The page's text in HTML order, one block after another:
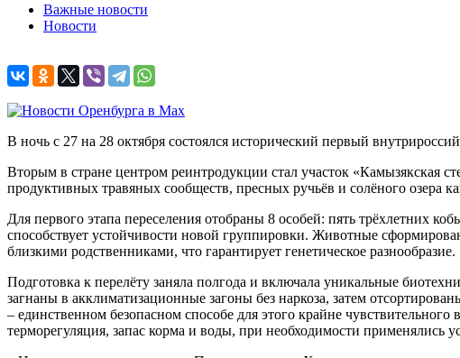
Важные новости
Новости
В ночь с 27 на 28 октября состоялся исторический первый
Вторым в стране центром реинтродукции стал участок «Камызякская
продуктивных травяных сообществ, пресных ручьёв и солёного озера
Для первого этапа переселения отобраны 8 особей: пять трёхлетних
способствует устойчивости новой группировки. Животные
близкими родственниками, что гарантирует генетическое разнообразие.
Подготовка к перелёту заняла полгода и включала уникальные
загнаны в акклиматизационные загоны без наркоза, затем
– единственном безопасном способе для этого крайне
терморегуляция, запас корма и воды, при необходимости применялись